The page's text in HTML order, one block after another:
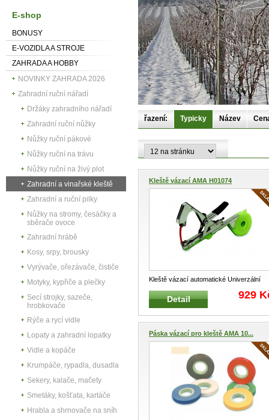
E-shop
BONUSY
E-VOZIDLA A STROJE
ZAHRADA A HOBBY
NOVINKY ZAHRADA 2026
Zahradní ruční nářadí
Držáky zahradního nářadí
Zahradní ruční nůžky
Nůžky ruční pákové
Nůžky ruční na trávu
Nůžky ruční na živý plot
Zahradní a vinařské kleště
Zahradní a ruční pilky
Nůžky na stromy, česáčky a
sběrače ovoce
Zahradní hrábě
Kosy, srpy, brousky
Vyrývače, ořezávače, čističe
Motyky, kypřiče a plečky
Secí strojky, sazeče,
hrobkovače
Rýče a rycí vidle
Lopaty a zahradní lopatky
Vidle a kopáče
Krumpáče, rypadla, dusadla
Sekery, kalače, mačety
Smetáky, košťata, kartáče
Hrabla a shrnovače na sníh
řazení: Typicky Název
Kleště vázací AMA H01074
Kleště vázací automatické Univerzální
vázací kleště pro snadné a rych
Detail 929
Páska vázací pro kleště AMA 10...